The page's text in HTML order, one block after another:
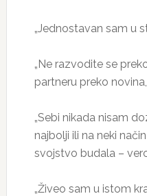
„Jednostavan sam u
„Ne razvodite se
partneru preko
„Sebi nikada nisam
najbolji ili na neki
svojstvo budala –
„Živeo sam u istom